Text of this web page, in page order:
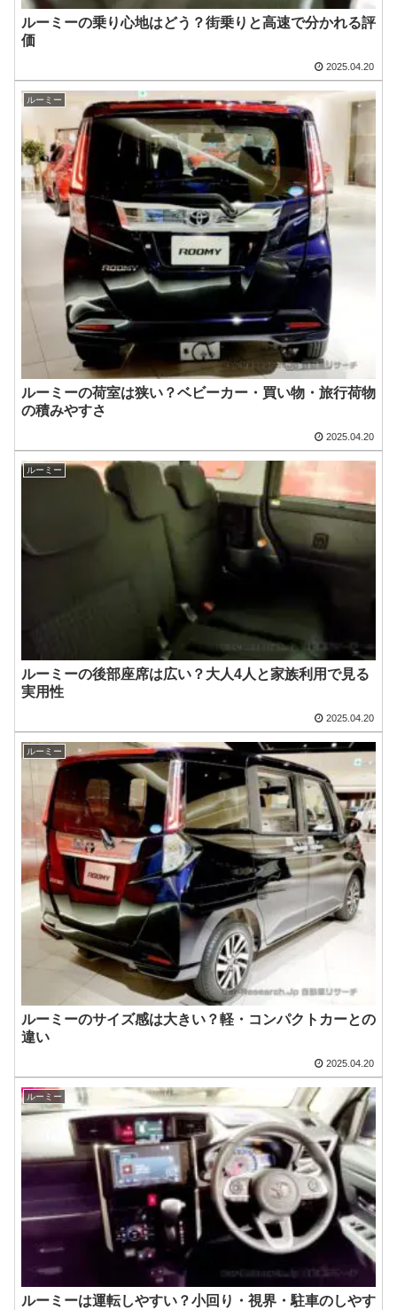
ルーミーの乗り心地はどう？街乗りと高速で分かれる評
価
2025.04.20
ルーミー
ルーミーの荷室は狭い？ベビーカー・買い物・旅行荷物
の積みやすさ
2025.04.20
ルーミー
ルーミーの後部座席は広い？大人4人と家族利用で見る
実用性
2025.04.20
ルーミー
ルーミーのサイズ感は大きい？軽・コンパクトカーとの
違い
2025.04.20
ルーミー
ルーミーは運転しやすい？小回り・視界・駐車のしやす